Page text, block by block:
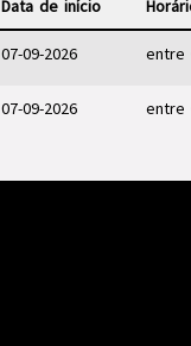
Data de início
07-09-2026 entre
07-09-2026 entre